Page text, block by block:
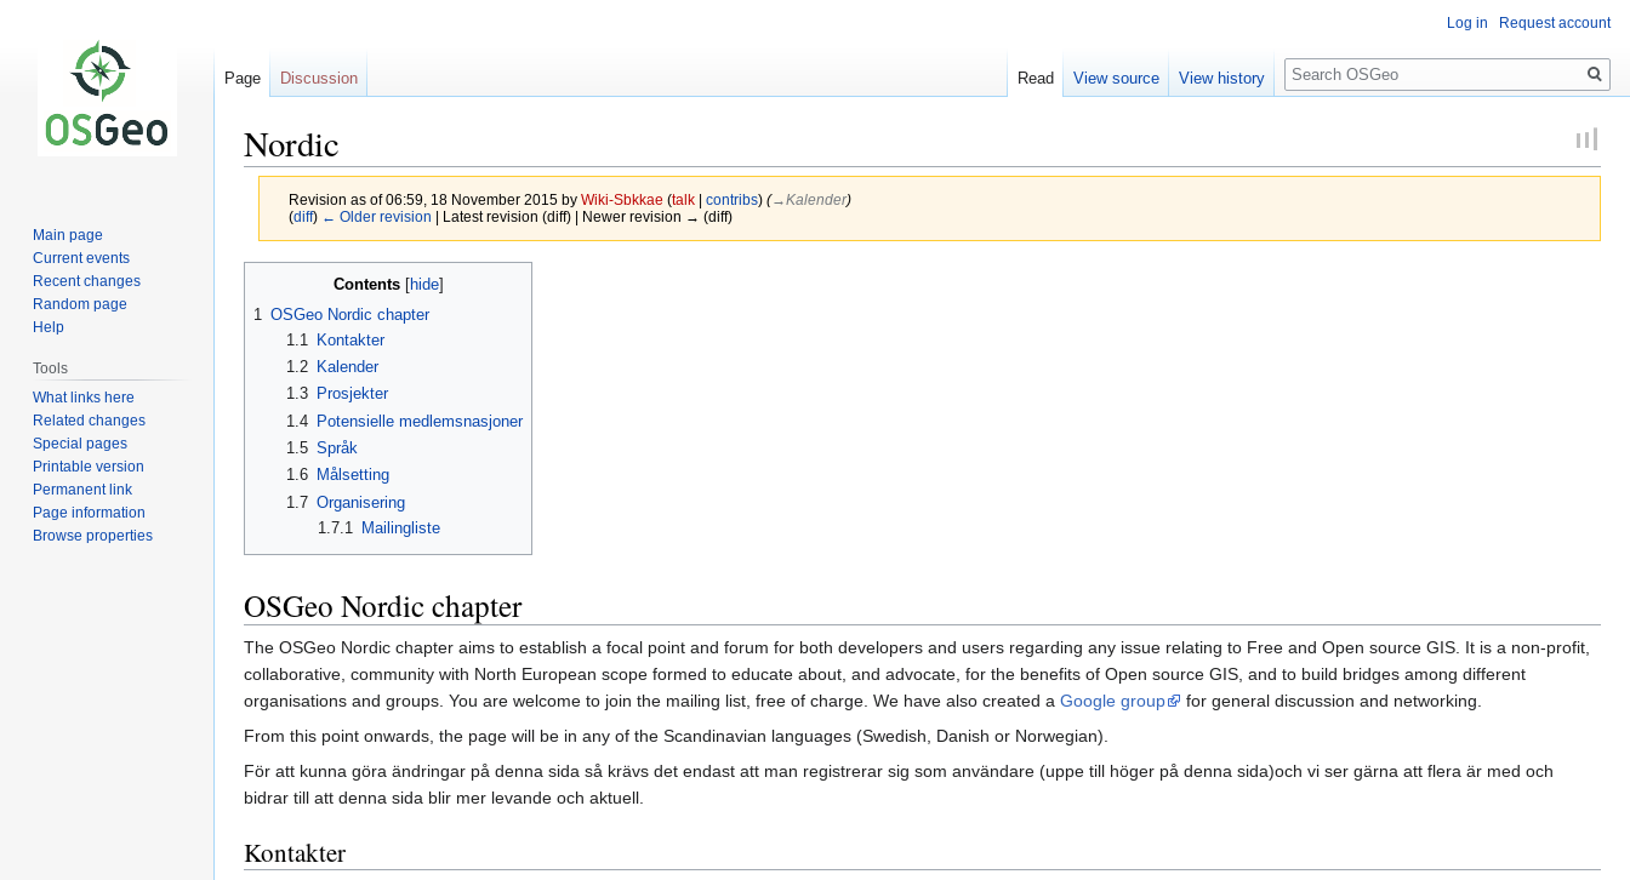
Nordic
Revision as of 06:59, 18 November 2015 by Wiki-Sbkkae (talk| contribs) (→‎Kalender)
(diff) ← Older revision | Latest revision (diff) | Newer revision → (diff)
Contents
1 OSGeo Nordic chapter
1.1
Kontakter
1.2
Kalender
1.3
Prosjekter
1.4 Potensielle medlemsnasjoner
1.5 Språk
1.6
Målsetting
1.7 Organisering
1.7.1
Mailingliste
OSGeo Nordic chapter
The OSGeo Nordic chapter aims to establish a focal point and forum for both developers and users regarding any issue relating to Free and Open source GIS. It is a non-profit,
collaborative, community with North European scope formed to educate about, and advocate, for the benefits of Open source GIS, and to build bridges among different
organisations and groups. You are welcome to join the mailing list, free of charge. We have also created a Google group
for general discussion and networking.
From this point onwards, the page will be in any of the Scandinavian languages (Swedish, Danish or Norwegian).
För att kunna göra ändringar på denna sida så krävs det endast att man registrerar sig som användare (uppe till höger på denna sida)och vi ser gärna att flera är med och
bidrar till att denna sida blir mer levande och aktuell.
Kontakter
Log in Request account
Page Discussion Read View source View history
Search
Main page
Current events
Recent changes
Random page
Help
Tools
What links here
Related changes
Special pages
Printable version
Permanent link
Page information
Browse properties